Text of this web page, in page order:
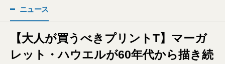
ニュース
【大人が買うべきプリントT】マーガ
レット・ハウエルが60年代から描き続